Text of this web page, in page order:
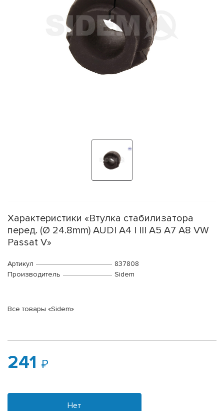
Характеристики «Втулка стабилизатора
перед. (Ø 24.8mm) AUDI A4 I III A5 A7 A8 VW
Passat V»
Артикул
837808
Производитель
Sidem
Все товары «Sidem»
241
Нет